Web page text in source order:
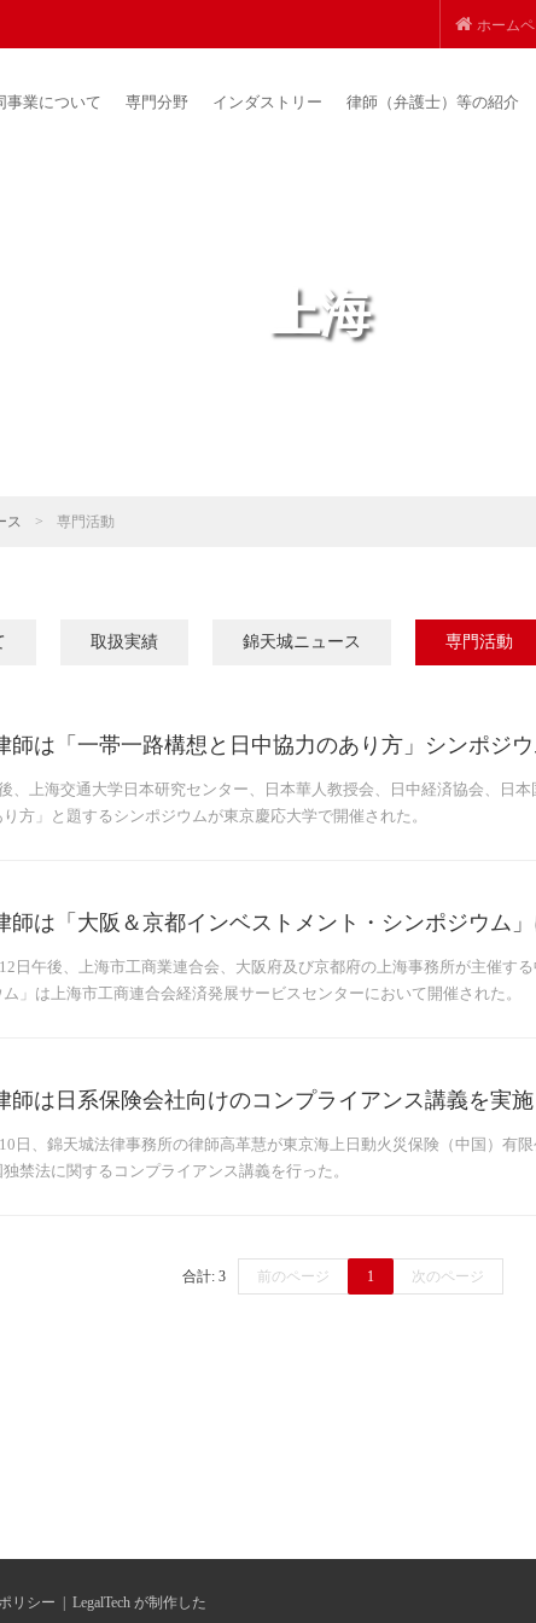
ホーム
事業について 専門分野 インダストリー 律師（弁護士）等の紹介
上海
ス > 専門活動
取扱実績 錦天城ニュース 専門活動
師は「一帯一路構想と日中協力のあり方」シンポジ
、上海交通大学日本研究センター、日本華人教授会、日中経済協会、日
方」と題するシンポジウムが東京慶応大学で開催された。
師は「大阪＆京都インベストメント・シンポジウム
日午後、上海市工商業連合会、大阪府及び京都府の上海事務所が主催す
」は上海市工商連合会経済発展サービスセンターにおいて開催された。
師は日系保険会社向けのコンプライアンス講義を実施
日、錦天城法律事務所の律師高革慧が東京海上日動火災保険（中国）有
禁法に関するコンプライアンス講義を行った。
合計: 3 前のページ 1 次のページ
リシー LegalTech が制作した